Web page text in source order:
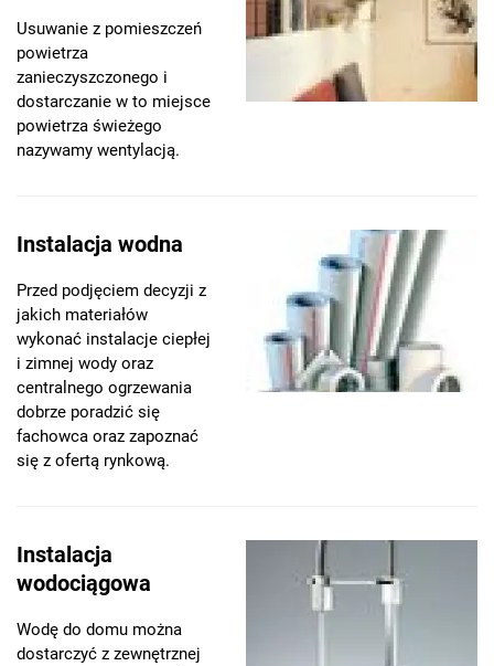
Usuwanie z pomieszczeń
powietrza
zanieczyszczonego i
dostarczanie w to miejsce
powietrza świeżego
nazywamy wentylacją.
Instalacja wodna
Przed podjęciem decyzji z
jakich materiałów
wykonać instalacje ciepłej
i zimnej wody oraz
centralnego ogrzewania
dobrze poradzić się
fachowca oraz zapoznać
się z ofertą rynkową.
Instalacja
wodociągowa
Wodę do domu można
dostarczyć z zewnętrznej